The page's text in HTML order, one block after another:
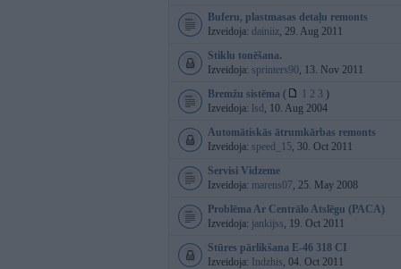
Buferu, plastmasas detaļu remonts
Izveidoja: dainiiz, 29. Aug 2011
Stiklu tonēšana.
Izveidoja: sprinters90, 13. Nov 2011
Bremžu sistēma ( 1 2 3 )
Izveidoja: lsd , 10. Aug 2004
Automātiskās ātrumkārbas remonts
Izveidoja: speed_15, 30. Oct 2011
Servisi Vidzeme
Izveidoja: marens07, 25. May 2008
Problēma Ar Centrālo Atslēgu (PACA)
Izveidoja: jankijss, 19. Oct 2011
Stūres pārlikšana E-46 318 CI
Izveidoja:
Indzhis, 04. Oct 2011